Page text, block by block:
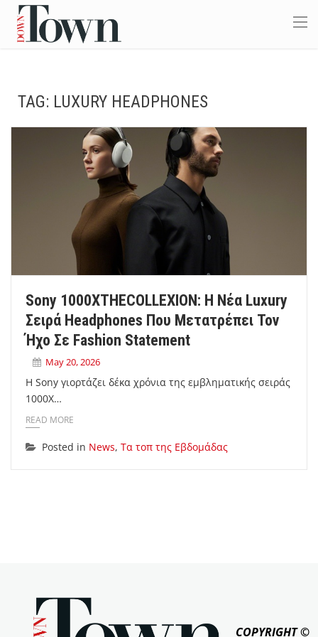
TAG: LUXURY HEADPHONES
Sony 1000XTHECOLLEXION: Η Νέα Luxury
Σειρά Headphones Που Μετατρέπει Τον
Ήχο Σε Fashion Statement
May 20, 2026
Η Sony γιορτάζει δέκα χρόνια της εμβληματικής σειράς
1000X…
READ MORE
Posted in News, Τα τοπ της Εβδομάδας
COPYRIGHT ©